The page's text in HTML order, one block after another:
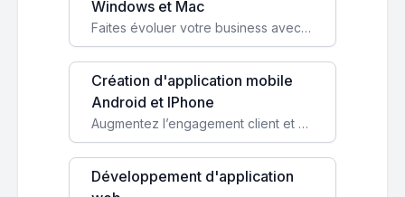
Windows et Mac
Faites évoluer votre business avec des solutions logicielles personnalisées, parfaitement adaptées à vos besoins spécifiques.
Création d'application mobile
Android et IPhone
Augmentez l’engagement client et simplifiez vos processus avec une application mobile sur mesure, disponible sur iOS et Android.
Développement d'application